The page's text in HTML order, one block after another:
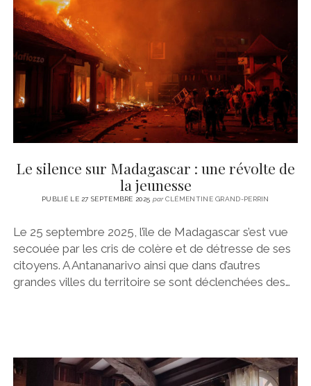
Le silence sur Madagascar : une révolte de
la jeunesse
PUBLIÉ LE 27 SEPTEMBRE 2025 parCLÉMENTINE GRAND-PERRIN
Le 25 septembre 2025, l’île de Madagascar s’est vue
secouée par les cris de colère et de détresse de ses
citoyens. A Antananarivo ainsi que dans d’autres
grandes villes du territoire se sont déclenchées des…